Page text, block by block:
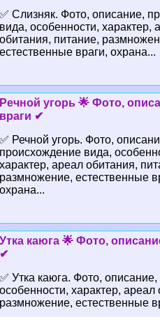
✅ Слизняк. Фото, описание,
вида, особенности, хаpaктер,
обитания, питание,
естественные враги, охрана...
Речной угорь 🌟 Фото,
враги ✔
✅ Речной угорь. Фото,
происхождение вида,
хаpaктер, ареал обитания,
размножение, естественные
охрана...
Утка каюга 🌟 Фото,
✔
✅ Утка каюга. Фото,
особенности, хаpaктер, ареал
размножение, естественные